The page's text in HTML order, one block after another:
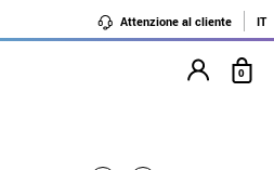
Attenzione al cliente IT
0